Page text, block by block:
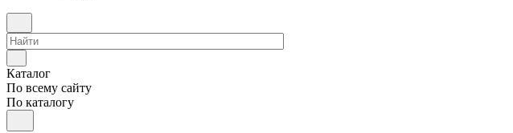
Каталог
По всему сайту
По каталогу